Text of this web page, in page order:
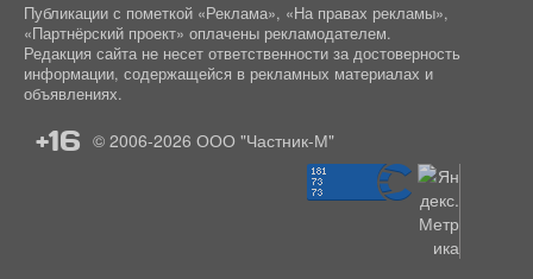
Публикации с пометкой «Реклама», «На правах рекламы»,
«Партнёрский проект» оплачены рекламодателем.
Редакция сайта не несет ответственности за достоверность
информации, содержащейся в рекламных материалах и
объявлениях.
+16 © 2006-2026 ООО "Частник-М"